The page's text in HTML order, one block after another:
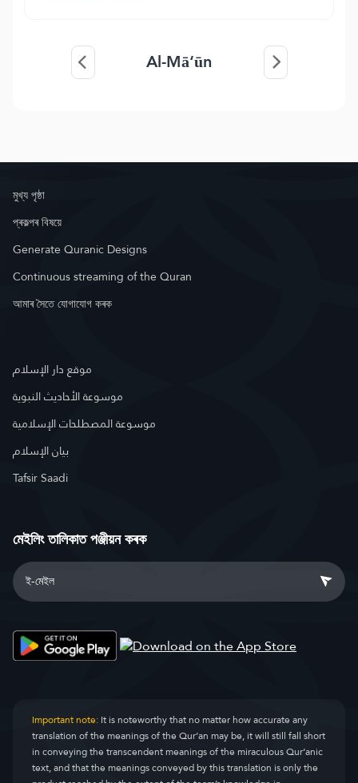
Al-Mā‘ūn
মুখ্য পৃষ্ঠা
প্ৰকল্পৰ বিষয়ে
Generate Quranic Designs
Continuous streaming of the Quran
আমাৰ সৈতে যোগাযোগ কৰক
موقع دار الإسلام
موسوعة الأحاديث النبوية
موسوعة المصطلحات الإسلامية
بيان الإسلام
Tafsir Saadi
মেইলিং তালিকাত পঞ্জীয়ন কৰক
Important note:It is noteworthy that no matter how accurate any
translation of the meanings of the Qur’an may be, it will still fall short
in conveying the transcendent meanings of the miraculous Qur’anic
text, and that the meanings conveyed by this translation is only the